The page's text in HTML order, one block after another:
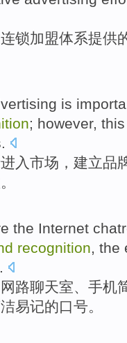
连锁加盟体系提供
is
; however, this
进入市场 ， 建立品
the Internet
recognition, the
.
网路聊天室、手机
易记的口号。